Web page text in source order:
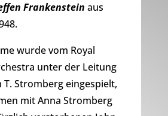
Frankenstein aus
wurde vom Royal
unter der Leitung
T. Stromberg eingespielt,
mit Anna Stromberg